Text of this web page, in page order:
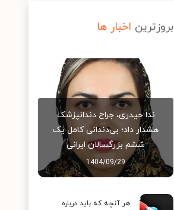
بروزترین اخبار ها
ندا حیدری، جراح دندانپزشک
هشدار داد؛ بی‌دندانی کامل یک
ششم بزرگسالان ایرانی
1404/09/29
هر آنچه که باید درباره